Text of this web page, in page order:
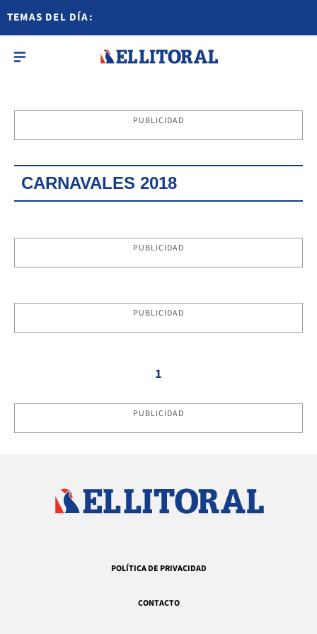
TEMAS DEL DÍA:
PUBLICIDAD
CARNAVALES 2018
PUBLICIDAD
PUBLICIDAD
1
PUBLICIDAD
POLÍTICA DE PRIVACIDAD
CONTACTO